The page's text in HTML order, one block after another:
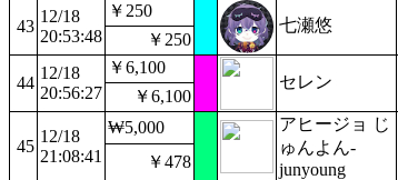
43
12/18
20:53:48
￥250
七瀬悠
￥250
44
12/18
20:56:27
￥6,100
セレン
￥6,100
45
12/18
21:08:41
₩5,000
アヒージョ じ
ゅんよん-
junyoung
￥478